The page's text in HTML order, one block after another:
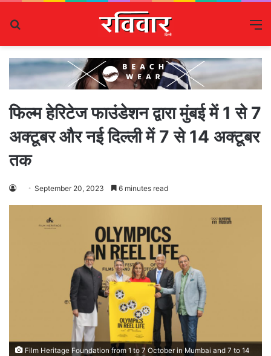
फिल्म हेरिटेज फाउंडेशन द्वारा मुंबई में 1 से 7
अक्टूबर और नई दिल्ली में 7 से 14 अक्टूबर
तक
September 20, 2023 6 minutes read
Film Heritage Foundation from 1 to 7 October in Mumbai and 7 to 14